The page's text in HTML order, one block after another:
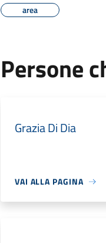
area
Persone
Grazia Di Dia
VAI ALLA PAGINA